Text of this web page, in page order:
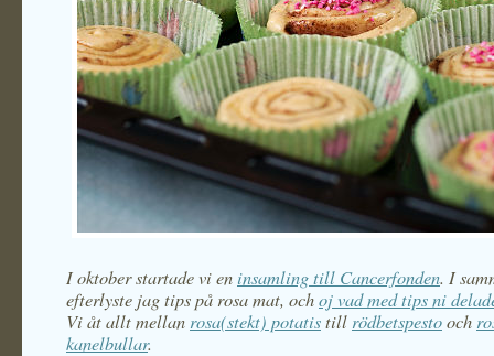
I oktober startade vi en insamling till Cancerfonden. I
efterlyste jag tips på rosa mat, ochoj vad med tips ni
Vi åt allt mellan rosa(stekt) potatistill rödbetspestooch
kanelbullar.